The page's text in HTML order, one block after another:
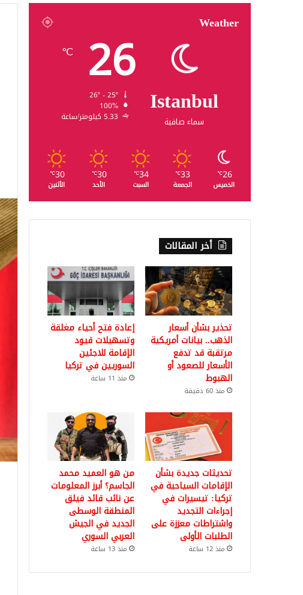
Weather
Istanbul
سماء صافية
26
℃
100%
5.33 كيلومتر/ساعة
26
℃
الخميس
33
℃
الجمعة
34
℃
السبت
30
℃
الأحد
30
℃
الأثنين
أخر المقالات
تحذير بشأن أسعار
الذهب.. بيانات أمريكية
مرتقبة قد تدفع
الأسعار للصعود أو
الهبوط
منذ 60 دقيقة
إعادة فتح أحياء مغلقة
وتسهيلات قيود
الإقامة للاجئين
السوريين في تركيا
منذ 11 ساعة
تحديثات جديدة بشأن
الإقامات السياحية في
تركيا: تيسيرات في
إجراءات التجديد
واشتراطات معززة على
الطلبات الأولى
منذ 12 ساعة
من هو العميد محمد
الجاسم؟ أبرز المعلومات
عن نائب قائد فيلق
المنطقة الوسطى
الجديد في الجيش
العربي السوري
منذ 13 ساعة